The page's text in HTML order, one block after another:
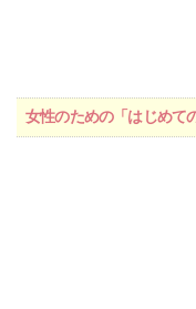
女性のための「はじめて